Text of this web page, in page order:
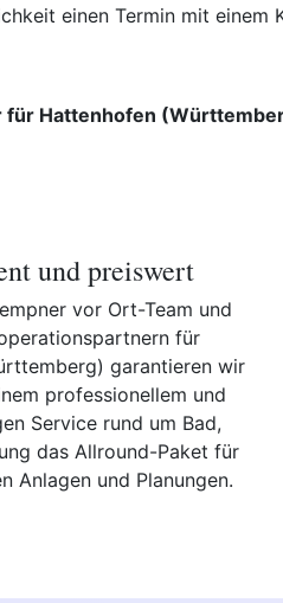
einen Termin mit
für Hattenhofen
und preiswert
vor Ort-Team und
für
garantieren wir
professionellem und
Service rund um Bad,
das Allround-Paket für
Anlagen und Planungen.